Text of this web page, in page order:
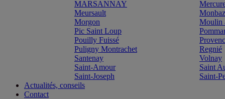
MARSANNAY
Meursault
Morgon
Moulin
Pic Saint Loup
Pouilly Fuissé
Puligny Montrachet
Regnié
Santenay
Volnay
Saint-Amour
Saint
Saint-Joseph
Saint-
Actualités, conseils
Contact